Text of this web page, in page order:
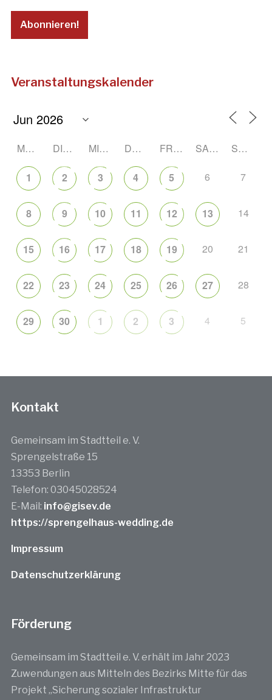
Veranstaltungskalender
MONTAG DIENSTAG MITTWOCH DONNERSTAG FREITAG SAMSTAG SONNTAG
1 2 3 4 5 6 7
8 9 10 11 12 13 14
15 16 17 18 19 20 21
22 23 24 25 26 27 28
29 30 1 2 3 4 5
Kontakt
Gemeinsam im Stadtteil e. V.
Sprengelstraße 15
13353 Berlin
Telefon: 03045028524
E-Mail: info@gisev.de
https://sprengelhaus-wedding.de
Impressum
Datenschutzerklärung
Förderung
Gemeinsam im Stadtteil e. V. erhält im Jahr 2023
Zuwendungen aus Mitteln des Bezirks Mitte für das
Projekt „Sicherung sozialer Infrastruktur